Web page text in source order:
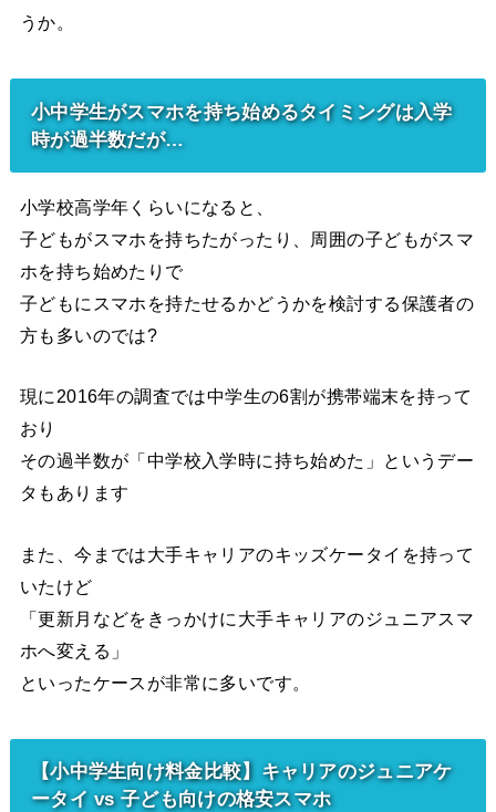
うか。
小中学生がスマホを持ち始めるタイミングは入学
時が過半数だが…
小学校高学年くらいになると、
子どもがスマホを持ちたがったり、周囲の子どもがスマ
ホを持ち始めたりで
子どもにスマホを持たせるかどうかを検討する保護者の
方も多いのでは?
現に2016年の調査では中学生の6割が携帯端末を持って
おり
その過半数が「中学校入学時に持ち始めた」というデー
タもあります
また、今までは大手キャリアのキッズケータイを持って
いたけど
「更新月などをきっかけに大手キャリアのジュニアスマ
ホへ変える」
といったケースが非常に多いです。
【小中学生向け料金比較】キャリアのジュニアケ
ータイ vs 子ども向けの格安スマホ